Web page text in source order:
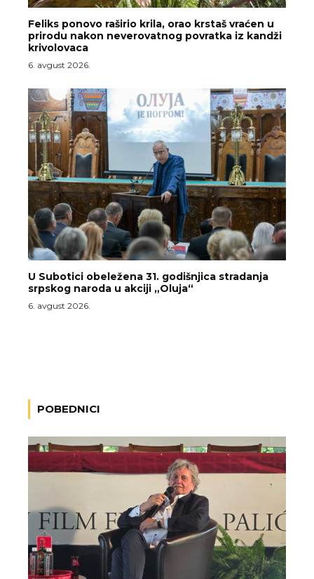
Feliks ponovo raširio krila, orao krstaš vraćen u
prirodu nakon neverovatnog povratka iz kandži
krivolovaca
6. avgust 2026.
U Subotici obeležena 31. godišnjica stradanja
srpskog naroda u akciji „Oluja“
6. avgust 2026.
POBEDNICI